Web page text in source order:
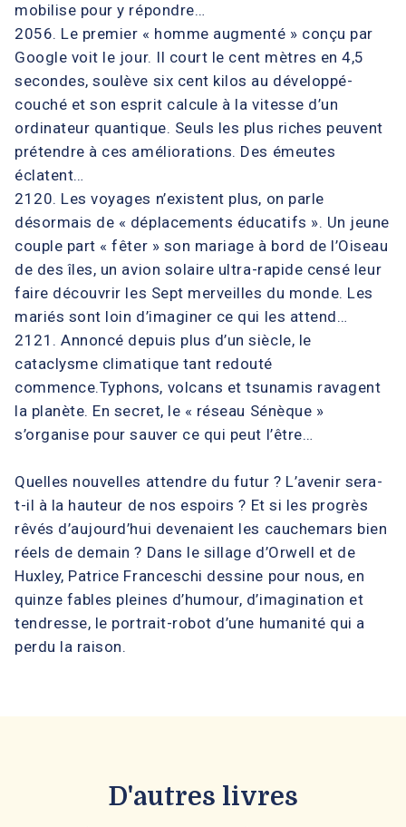
mobilise pour y répondre…
2056. Le premier « homme augmenté » conçu par
Google voit le jour. Il court le cent mètres en 4,5
secondes, soulève six cent kilos au développé-
couché et son esprit calcule à la vitesse d’un
ordinateur quantique. Seuls les plus riches peuvent
prétendre à ces améliorations. Des émeutes
éclatent…
2120. Les voyages n’existent plus, on parle
désormais de « déplacements éducatifs ». Un jeune
couple part « fêter » son mariage à bord de l’Oiseau
de des îles, un avion solaire ultra-rapide censé leur
faire découvrir les Sept merveilles du monde. Les
mariés sont loin d’imaginer ce qui les attend…
2121. Annoncé depuis plus d’un siècle, le
cataclysme climatique tant redouté
commence.Typhons, volcans et tsunamis ravagent
la planète. En secret, le « réseau Sénèque »
s’organise pour sauver ce qui peut l’être…
Quelles nouvelles attendre du futur ? L’avenir sera-
t-il à la hauteur de nos espoirs ? Et si les progrès
rêvés d’aujourd’hui devenaient les cauchemars bien
réels de demain ? Dans le sillage d’Orwell et de
Huxley, Patrice Franceschi dessine pour nous, en
quinze fables pleines d’humour, d’imagination et
tendresse, le portrait-robot d’une humanité qui a
perdu la raison.
D'autres livres